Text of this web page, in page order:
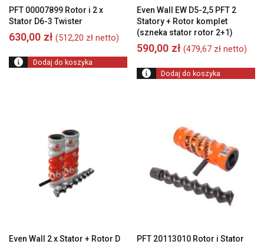
PFT 00007899 Rotor i 2 x
Stator D6-3 Twister
630,00 zł (512,20 zł netto)
Dodaj do koszyka
Even Wall EW D5-2,5 PFT 2
Statory + Rotor komplet
(szneka stator rotor 2+1)
590,00 zł (479,67 zł netto)
Dodaj do koszyka
Even Wall 2 x Stator + Rotor D
PFT 20113010 Rotor i Stator